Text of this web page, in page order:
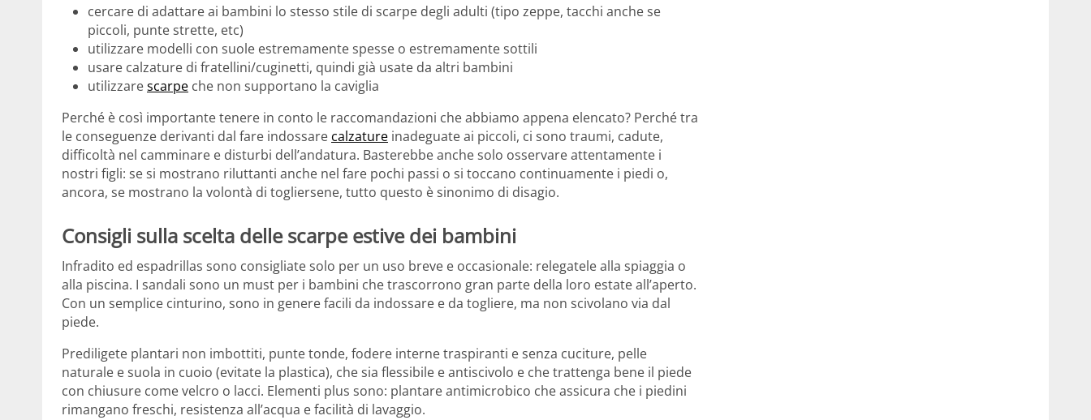
cercare di adattare ai bambini lo stesso stile di scarpe degli adulti (tipo zeppe, tacchi anche se
piccoli, punte strette, etc)
utilizzare modelli con suole estremamente spesse o estremamente sottili
usare calzature di fratellini/cuginetti, quindi già usate da altri bambini
utilizzarescarpe che non supportano la caviglia
Perché è così importante tenere in conto le raccomandazioni che abbiamo appena elencato? Perché tra
le conseguenze derivanti dal fare indossare calzature inadeguate ai piccoli, ci sono traumi, cadute,
difficoltà nel camminare e disturbi dell’andatura. Basterebbe anche solo osservare attentamente i
nostri figli: se si mostrano riluttanti anche nel fare pochi passi o si toccano continuamente i piedi o,
ancora, se mostrano la volontà di togliersene, tutto questo è sinonimo di disagio.
Consigli sulla scelta delle scarpe estive dei bambini
Infradito ed espadrillas sono consigliate solo per un uso breve e occasionale: relegatele alla spiaggia o
alla piscina. I sandali sono un must per i bambini che trascorrono gran parte della loro estate all’aperto.
Con un semplice cinturino, sono in genere facili da indossare e da togliere, ma non scivolano via dal
piede.
Prediligete plantari non imbottiti, punte tonde, fodere interne traspiranti e senza cuciture, pelle
naturale e suola in cuoio (evitate la plastica), che sia flessibile e antiscivolo e che trattenga bene il piede
con chiusure come velcro o lacci. Elementi plus sono: plantare antimicrobico che assicura che i piedini
rimangano freschi, resistenza all’acqua e facilità di lavaggio.